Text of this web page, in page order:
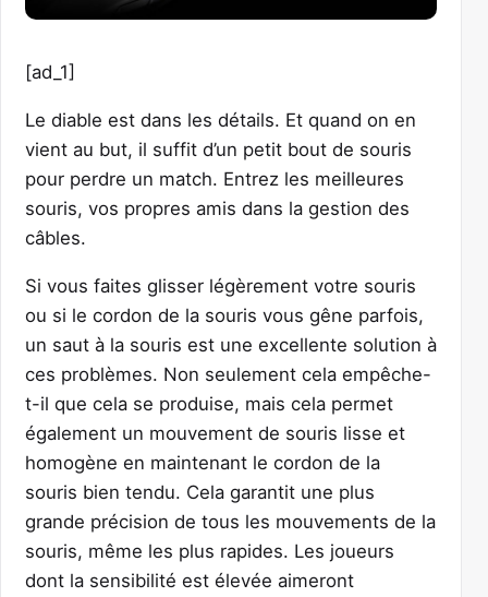
[ad_1]
Le diable est dans les détails. Et quand on en
vient au but, il suffit d’un petit bout de souris
pour perdre un match. Entrez les meilleures
souris, vos propres amis dans la gestion des
câbles.
Si vous faites glisser légèrement votre souris
ou si le cordon de la souris vous gêne parfois,
un saut à la souris est une excellente solution à
ces problèmes. Non seulement cela empêche-
t-il que cela se produise, mais cela permet
également un mouvement de souris lisse et
homogène en maintenant le cordon de la
souris bien tendu. Cela garantit une plus
grande précision de tous les mouvements de la
souris, même les plus rapides. Les joueurs
dont la sensibilité est élevée aimeront